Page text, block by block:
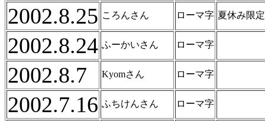
2002.8.25 ころんさん ローマ字 夏休み限
2002.8.24 ふーかいさん ローマ字
2002.8.7 Kyomさん ローマ字
2002.7.16 ふちけんさん ローマ字